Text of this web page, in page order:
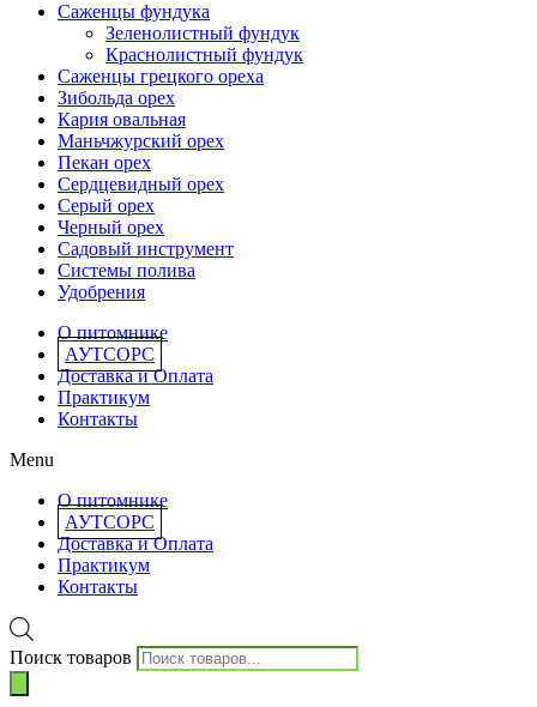
Саженцы фундука
Зеленолистный фундук
Краснолистный фундук
Саженцы грецкого ореха
Зибольда орех
Кария овальная
Маньчжурский орех
Пекан орех
Сердцевидный орех
Серый орех
Черный орех
Садовый инструмент
Системы полива
Удобрения
О питомнике
АУТСОРС
Доставка и Оплата
Практикум
Контакты
Menu
О питомнике
АУТСОРС
Доставка и Оплата
Практикум
Контакты
Поиск товаров